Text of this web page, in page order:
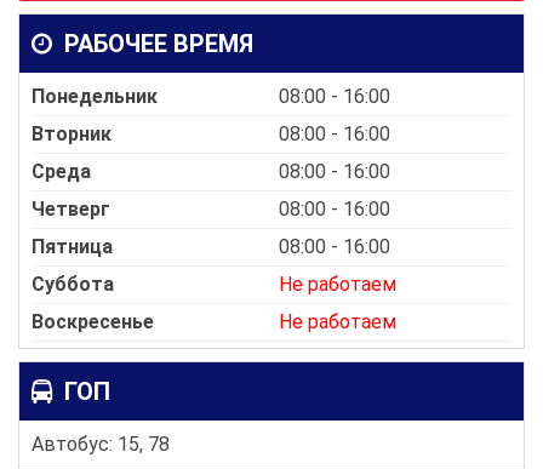
РАБОЧЕЕ ВРЕМЯ
Понедельник
08:00 - 16:00
Вторник
08:00 - 16:00
Среда
08:00 - 16:00
Четверг
08:00 - 16:00
Пятница
08:00 - 16:00
Суббота
Не работаем
Воскресенье
Не работаем
ГОП
Автобус: 15, 78